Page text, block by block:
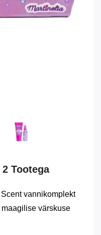
Tootega
vannikomplekt
värskuse